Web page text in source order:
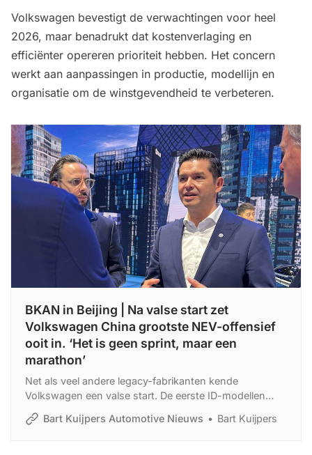
Volkswagen bevestigt de verwachtingen voor heel
2026, maar benadrukt dat kostenverlaging en
efficiënter opereren prioriteit hebben. Het concern
werkt aan aanpassingen in productie, modellijn en
organisatie om de winstgevendheid te verbeteren.
BKAN in Beijing | Na valse start zet
Volkswagen China grootste NEV-offensief
ooit in. ‘Het is geen sprint, maar een
marathon’
Net als veel andere legacy-fabrikanten kende
Volkswagen een valse start. De eerste ID-modellen
flopten volledig. VW verloor de slag, maar zeker niet de
oorlog. Robert Cisek, CEO Volkswagen Passenger
Bart Kuijpers Automotive Nieuws Bart Kuijpers